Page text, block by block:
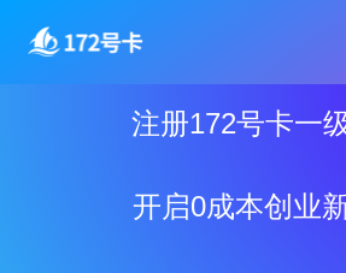
内
注册172号卡一
开启0成本创业